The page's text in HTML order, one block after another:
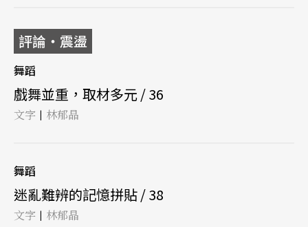
評論‧震盪
舞蹈
戲舞並重，取材多元 / 36
文字 | 林郁晶
舞蹈
迷亂難辨的記憶拼貼 / 38
文字 | 林郁晶